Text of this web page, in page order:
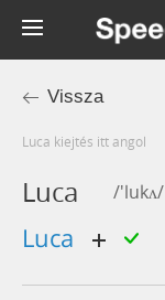
Vissza
luca kiejtés itt angol
Luca /'lukʌ/
luca